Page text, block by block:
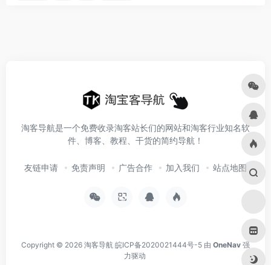
淘客导航是一个免费收录淘客站长们的网站和淘客行业知名软
件、博客、教程、干货的简约导航！
友链申请 免责声明 广告合作 加入我们 站点地图
Copyright © 2026 淘客导航 皖ICP备2020021444号-5 由 OneNav 强
力驱动